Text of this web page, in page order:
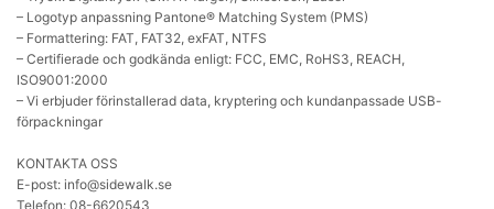
– Logotyp anpassning Pantone® Matching System (PMS)
– Formattering: FAT, FAT32, exFAT, NTFS
– Certifierade och godkända enligt: FCC, EMC, RoHS3, REACH,
ISO9001:2000
– Vi erbjuder förinstallerad data, kryptering och kundanpassade USB-
förpackningar
KONTAKTA OSS
E-post: info@sidewalk.se
Telefon: 08-6620543